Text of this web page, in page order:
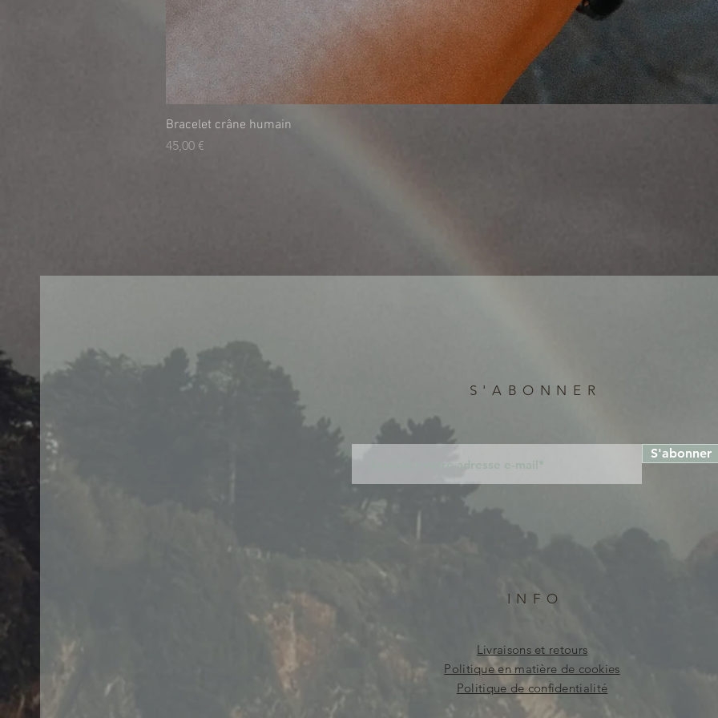
Bracelet crâne humain
Prix
45,00 €
S'ABONNER
S'abonner
INFO
Livraisons et retours
Politique en matière de cookies
Politique de confidentialité